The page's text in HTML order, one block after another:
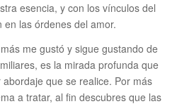
esencia, y con los vínculos del
las órdenes del amor.
me gustó y sigue gustando de
es la mirada profunda que
que se realice. Por más
a tratar, al fin descubres que las